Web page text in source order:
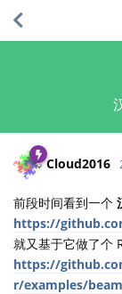
Cloud2016
前段时间看到一个
https://
就又基于它做了个
https://
r/examples/